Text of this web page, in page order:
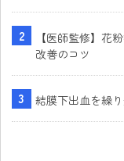
【医師監修】花
改善のコツ
結膜下出血を繰